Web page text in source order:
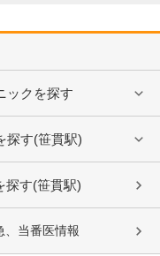
ックを探す
探す(笹貫駅)
探す(笹貫駅)
、当番医情報